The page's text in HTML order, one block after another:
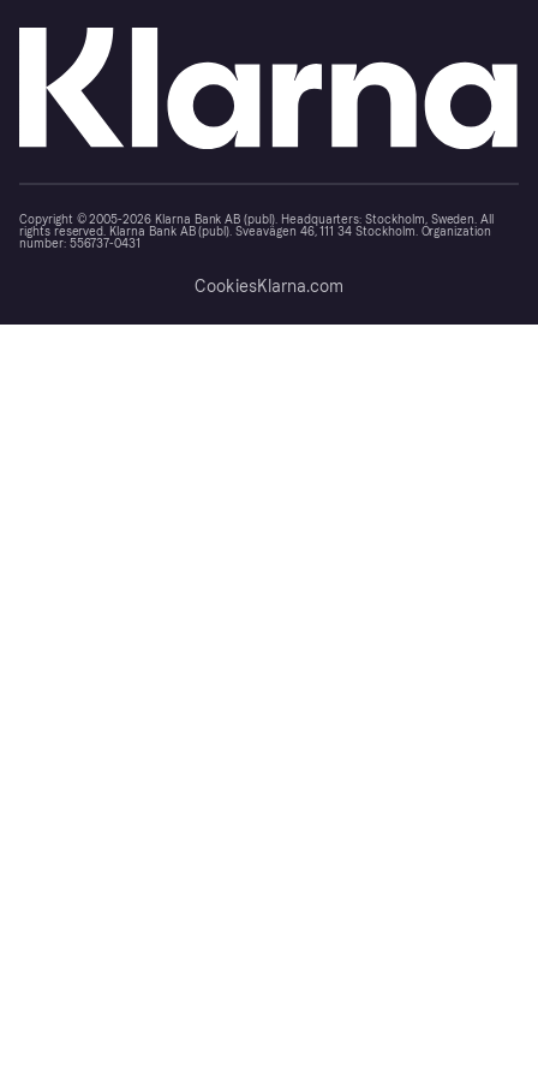
Copyright © 2005-2026 Klarna Bank AB (publ). Headquarters: Stockholm, Sweden. All
rights reserved. Klarna Bank AB (publ). Sveavägen 46, 111 34 Stockholm. Organization
number: 556737-0431
CookiesKlarna.com